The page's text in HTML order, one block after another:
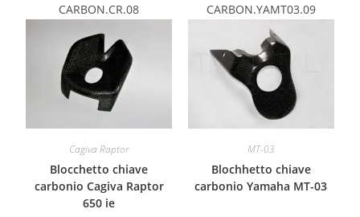
CARBON.CR.08
Cagiva Raptor
Blocchetto chiave
carbonio Cagiva Raptor
650 ie
CARBON.YAMT03.09
MT-03
Blochhetto chiave
carbonio Yamaha MT-03